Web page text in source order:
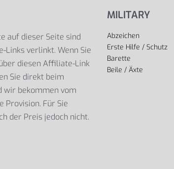
auf dieser Seite sind
Links verlinkt. Wenn Sie
diesen Affiliate-Link
Sie direkt beim
wir bekommen vom
Provision. Für Sie
der Preis jedoch nicht.
MILITARY
Abzeichen
Erste Hilfe / Schutz
Barette
Beile / Äxte